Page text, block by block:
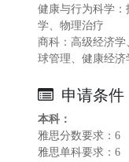
健康与行为科学
学、物理治疗
商科：高级经济
球管理、健康经
申请条件
本科：
雅思分数要求：6
雅思单科要求：6